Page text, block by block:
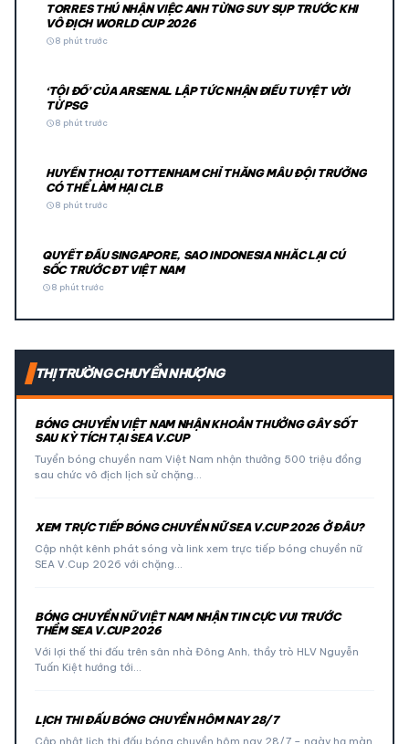
TORRES THÚ NHẬN VIỆC ANH TỪNG SUY SỤP TRƯỚC KHI
VÔ ĐỊCH WORLD CUP 2026
schedule8 phút trước
‘TỘI ĐỒ’ CỦA ARSENAL LẬP TỨC NHẬN ĐIỀU TUYỆT VỜI
TỪ PSG
schedule8 phút trước
HUYỀN THOẠI TOTTENHAM CHỈ THẲNG MẪU ĐỘI TRƯỞNG
CÓ THỂ LÀM HẠI CLB
schedule8 phút trước
QUYẾT ĐẤU SINGAPORE, SAO INDONESIA NHẮC LẠI CÚ
SỐC TRƯỚC ĐT VIỆT NAM
schedule8 phút trước
THỊ TRƯỜNG CHUYỂN NHƯỢNG
BÓNG CHUYỀN VIỆT NAM NHẬN KHOẢN THƯỞNG GÂY SỐT
SAU KỲ TÍCH TẠI SEA V.CUP
Tuyển bóng chuyền nam Việt Nam nhận thưởng 500 triệu đồng
sau chức vô địch lịch sử chặng…
XEM TRỰC TIẾP BÓNG CHUYỀN NỮ SEA V.CUP 2026 Ở ĐÂU?
Cập nhật kênh phát sóng và link xem trực tiếp bóng chuyền nữ
SEA V.Cup 2026 với chặng…
BÓNG CHUYỀN NỮ VIỆT NAM NHẬN TIN CỰC VUI TRƯỚC
THỀM SEA V.CUP 2026
Với lợi thế thi đấu trên sân nhà Đông Anh, thầy trò HLV Nguyễn
Tuấn Kiệt hướng tới…
LỊCH THI ĐẤU BÓNG CHUYỀN HÔM NAY 28/7